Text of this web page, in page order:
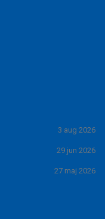
3 aug 2026
29 jun 2026
27 maj 2026